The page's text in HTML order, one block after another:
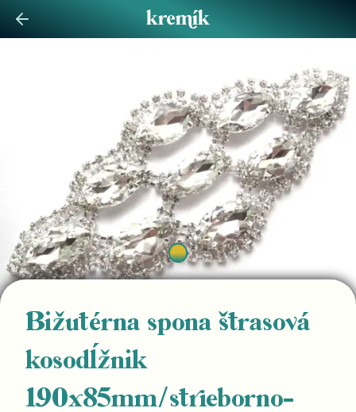
Bižutérna spona štrasová
kosodĺžnik
190x85mm/strieborno-